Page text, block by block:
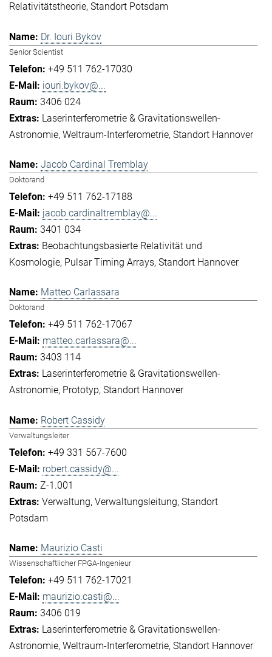
Relativitätstheorie Standort Potsdam
Dr. Iouri Bykov
Senior Scientist
+49 511 762-17030
iouri.bykov@...
3406 024
Laserinterferometrie & Gravitationswellen-
Astronomie Weltraum-Interferometrie Standort Hannover
Jacob Cardinal Tremblay
Doktorand
+49 511 762-17188
jacob.cardinaltremblay@...
3401 034
Beobachtungsbasierte Relativität und
Kosmologie Pulsar Timing Arrays Standort Hannover
Matteo Carlassara
Doktorand
+49 511 762-17067
matteo.carlassara@...
3403 114
Laserinterferometrie & Gravitationswellen-
Astronomie Prototyp Standort Hannover
Robert Cassidy
Verwaltungsleiter
+49 331 567-7600
robert.cassidy@...
Z-1.001
Verwaltung Verwaltungsleitung Standort
Potsdam
Maurizio Casti
Wissenschaftlicher FPGA-Ingenieur
+49 511 762-17021
maurizio.casti@...
3406 019
Laserinterferometrie & Gravitationswellen-
Astronomie Weltraum-Interferometrie Standort Hannover